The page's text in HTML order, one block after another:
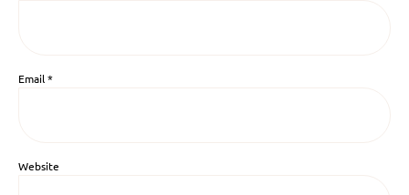
Email*
Website